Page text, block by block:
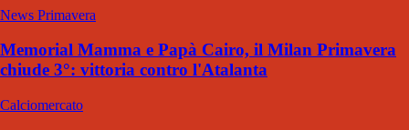
News Primavera
Memorial Mamma e Papà Cairo, il Milan Primavera
chiude 3°: vittoria contro l'Atalanta
Calciomercato